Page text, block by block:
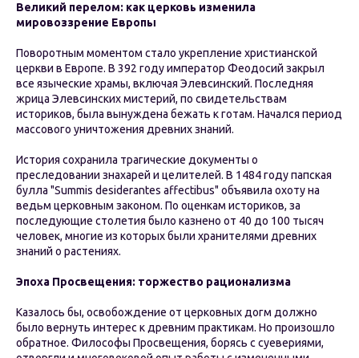
Великий перелом: как церковь изменила
мировоззрение Европы
Поворотным моментом стало укрепление христианской
церкви в Европе. В 392 году император Феодосий закрыл
все языческие храмы, включая Элевсинский. Последняя
жрица Элевсинских мистерий, по свидетельствам
историков, была вынуждена бежать к готам. Начался период
массового уничтожения древних знаний.
История сохранила трагические документы о
преследовании знахарей и целителей. В 1484 году папская
булла "Summis desiderantes affectibus" объявила охоту на
ведьм церковным законом. По оценкам историков, за
последующие столетия было казнено от 40 до 100 тысяч
человек, многие из которых были хранителями древних
знаний о растениях.
Эпоха Просвещения: торжество рационализма
Казалось бы, освобождение от церковных догм должно
было вернуть интерес к древним практикам. Но произошло
обратное. Философы Просвещения, борясь с суевериями,